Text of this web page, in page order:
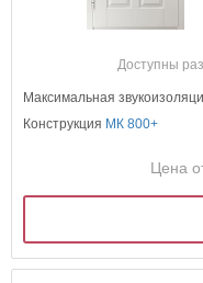
Доступны
Максимальная
Конструкция МК 800+
Цена